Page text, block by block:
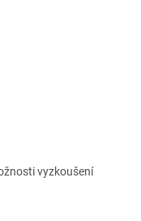
vyzkoušení